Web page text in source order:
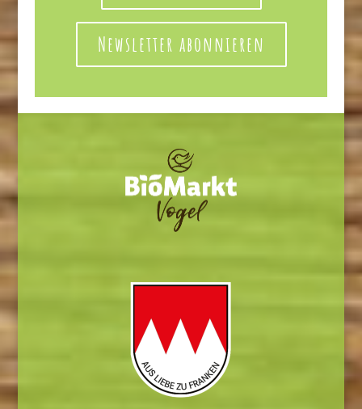
Newsletter abonnieren